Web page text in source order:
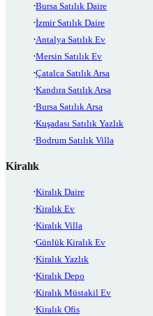
Bursa Satılık Daire
İzmir Satılık Daire
Antalya Satılık Ev
Mersin Satılık Ev
Çatalca Satılık Arsa
Kandıra Satılık Arsa
Bursa Satılık Arsa
Kuşadası Satılık Yazlık
Bodrum Satılık Villa
Kiralık
Kiralık Daire
Kiralık Ev
Kiralık Villa
Günlük Kiralık Ev
Kiralık Yazlık
Kiralık Depo
Kiralık Müstakil Ev
Kiralık Ofis